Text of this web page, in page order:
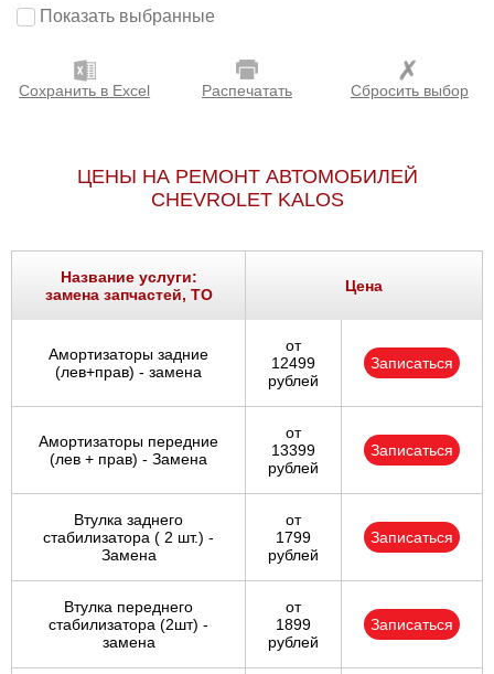
Показать выбранные
Сохранить в Excel Распечатать Сбросить выбор
ЦЕНЫ НА РЕМОНТ АВТОМОБИЛЕЙ
CHEVROLET KALOS
Название услуги:
замена запчастей, ТО
Цена
Амортизаторы задние
(лев+прав) - замена
от
12499
рублей
Записаться
Амортизаторы передние
(лев + прав) - Замена
от
13399
рублей
Записаться
Втулка заднего
стабилизатора ( 2 шт.) -
Замена
от
1799
рублей
Записаться
Втулка переднего
стабилизатора (2шт) -
замена
от
1899
рублей
Записаться